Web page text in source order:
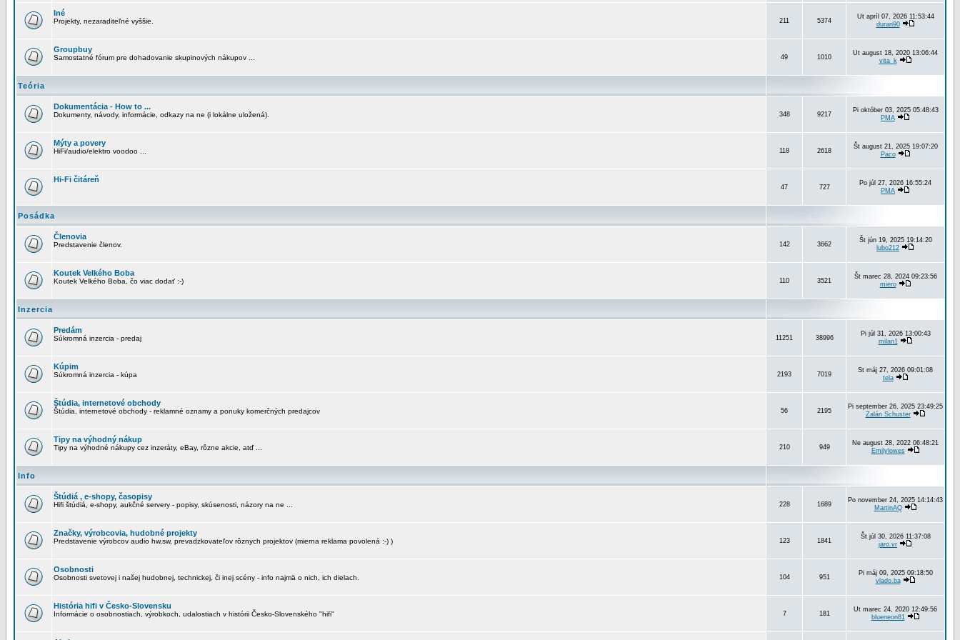
Iné
Projekty, nezaraditeľné vyššie. 211 5374
Ut apríl 07, 2026 11:53:44
duran90
Groupbuy
Samostatné fórum pre dohadovanie skupinových nákupov ... 49 1010
Ut august 18, 2020 13:06:44
vita_k
Teória
Dokumentácia - How to ...
Dokumenty, návody, informácie, odkazy na ne (i lokálne uložená). 348 9217
Pi október 03, 2025 05:48:43
PMA
Mýty a povery
HiFi/audio/elektro voodoo ... 118 2618
Št august 21, 2025 19:07:20
Paco
Hi-Fi čitáreň
47 727
Po júl 27, 2026 16:55:24
PMA
Posádka
Členovia
Predstavenie členov. 142 3662
Št jún 19, 2025 19:14:20
lubo212
Koutek Velkého Boba
Koutek Velkého Boba, čo viac dodať :-) 110 3521
Št marec 28, 2024 09:23:56
miero
Inzercia
Predám
Súkromná inzercia - predaj 11251 38996
Pi júl 31, 2026 13:00:43
milan1
Kúpim
Súkromná inzercia - kúpa 2193 7019
St máj 27, 2026 09:01:08
tela
Štúdia, internetové obchody
Štúdia, internetové obchody - reklamné oznamy a ponuky komerčných predajcov 56 2195
Pi september 26, 2025 23:49:25
Zalán Schuster
Tipy na výhodný nákup
Tipy na výhodné nákupy cez inzeráty, eBay, rôzne akcie, atď ... 210 949
Ne august 28, 2022 06:48:21
Emilylowes
Info
Štúdiá , e-shopy, časopisy
Hifi štúdiá, e-shopy, aukčné servery - popisy, skúsenosti, názory na ne ... 228 1689
Po november 24, 2025 14:14:43
MartinAQ
Značky, výrobcovia, hudobné projekty
Predstavenie výrobcov audio hw,sw, prevadzkovateľov rôznych projektov (mierna reklama povolená :-) ) 123 1841
Št júl 30, 2026 11:37:08
jaro.vr
Osobnosti
Osobnosti svetovej i našej hudobnej, technickej, či inej scény - info najmä o nich, ich dielach. 104 951
Pi máj 09, 2025 09:18:50
vlado.ba
História hifi v Česko-Slovensku
Informácie o osobnostiach, výrobkoch, udalostiach v histórii Česko-Slovenského "hifi" 7 181
Ut marec 24, 2020 12:49:56
blueneon81